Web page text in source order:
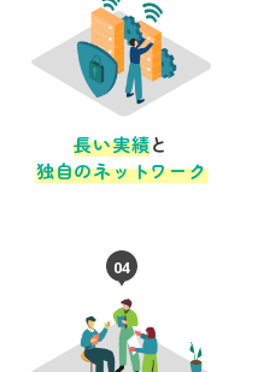
長い実績と
独自のネットワーク
04